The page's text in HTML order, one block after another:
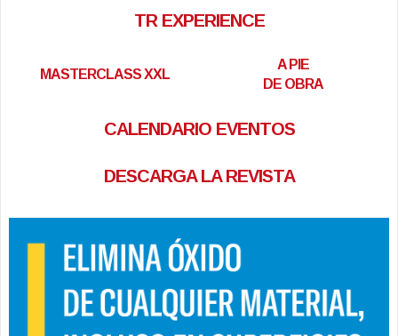
TR EXPERIENCE
MASTERCLASS XXL
A PIE
DE OBRA
CALENDARIO EVENTOS
DESCARGA LA REVISTA